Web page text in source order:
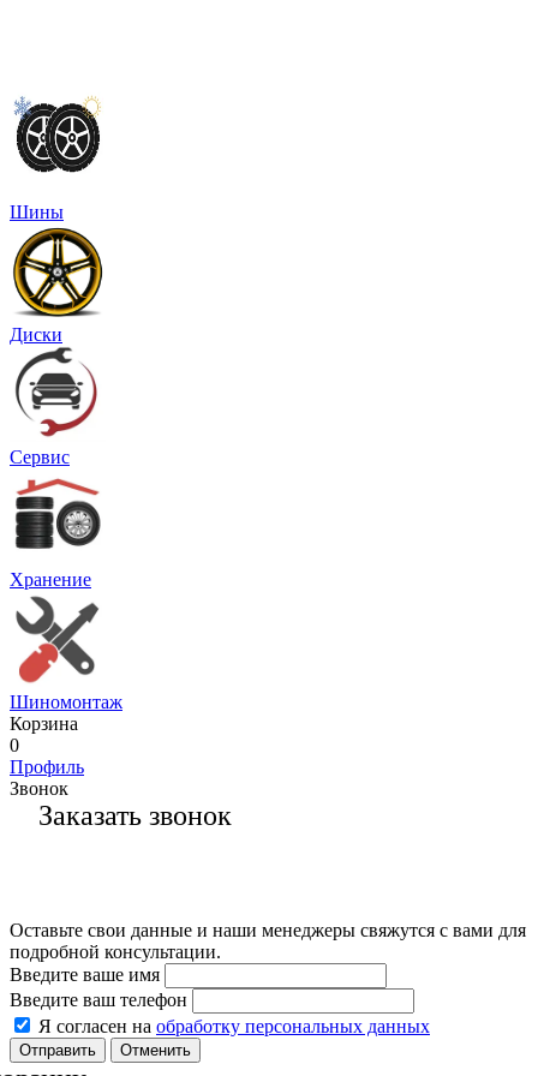
Шины
Диски
Сервис
Хранение
Шиномонтаж
Корзина
0
Профиль
Звонок
Заказать звонок
Оставьте свои данные и наши менеджеры свяжутся с вами для
подробной консультации.
Введите ваше имя
Введите ваш телефон
Я согласен на обработку персональных данных
Отменить